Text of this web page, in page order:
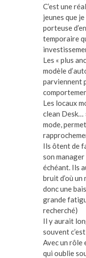
C’est une
jeunes que
porteuse
temporaire
Les « plus
modèle
parviennent
Les locaux
clean Desk…
mode,
Ils ôtent de
son
échéant. Ils
bruit d’où
donc une
grande
recherché)
Il y aurait
souvent
Avec un rôle
qui oublie